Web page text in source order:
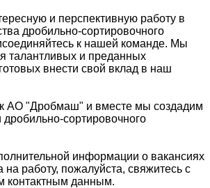
и перспективную работу в
дробильно-сортировочного
к нашей команде. Мы
талантливых и преданных
внести свой вклад в наш
АО "Дробмаш" и вместе мы создадим
сортировочного
информации о вакансиях
работу, пожалуйста, свяжитесь с
контактным данным.